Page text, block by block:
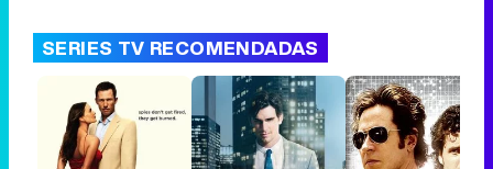
SERIES TV RECOMENDADAS